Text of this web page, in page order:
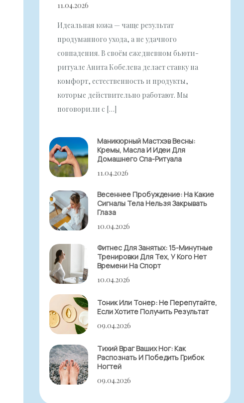
11.04.2026
Идеальная кожа — чаще результат
продуманного ухода, а не удачного
совпадения. В своём ежедневном бьюти-
ритуале Анита Кобелева делает ставку на
комфорт, естественность и продукты,
которые действительно работают. Мы
поговорили с […]
Маникюрный Мастхэв Весны:
Кремы, Масла И Идеи Для
Домашнего Спа-Ритуала
11.04.2026
Весеннее Пробуждение: На Какие
Сигналы Тела Нельзя Закрывать
Глаза
10.04.2026
Фитнес Для Занятых: 15-Минутные
Тренировки Для Тех, У Кого Нет
Времени На Спорт
10.04.2026
Тоник Или Тонер: Не Перепутайте,
Если Хотите Получить Результат
09.04.2026
Тихий Враг Ваших Ног: Как
Распознать И Победить Грибок
Ногтей
09.04.2026